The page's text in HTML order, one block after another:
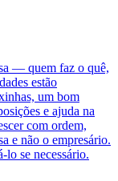
— quem faz o quê,
estão
um bom
e ajuda na
com ordem,
e não o empresário.
lo se necessário.